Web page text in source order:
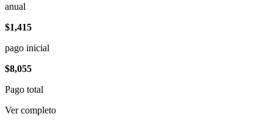
anual
$1,415
pago inicial
$8,055
Pago total
Ver completo